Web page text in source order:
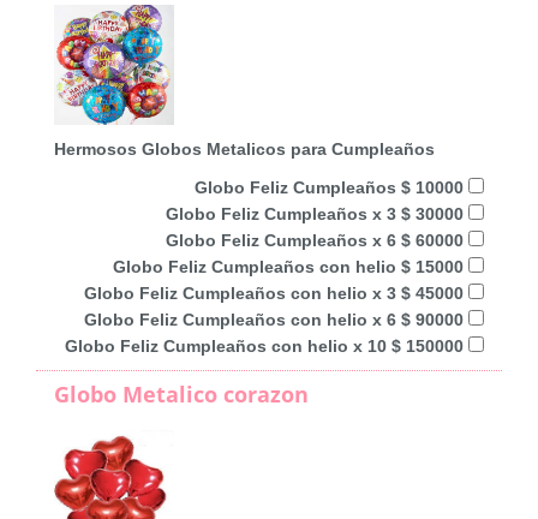
Hermosos Globos Metalicos para Cumpleaños
Globo Feliz Cumpleaños $ 10000
Globo Feliz Cumpleaños x 3 $ 30000
Globo Feliz Cumpleaños x 6 $ 60000
Globo Feliz Cumpleaños con helio $ 15000
Globo Feliz Cumpleaños con helio x 3 $ 45000
Globo Feliz Cumpleaños con helio x 6 $ 90000
Globo Feliz Cumpleaños con helio x 10 $ 150000
Globo Metalico corazon